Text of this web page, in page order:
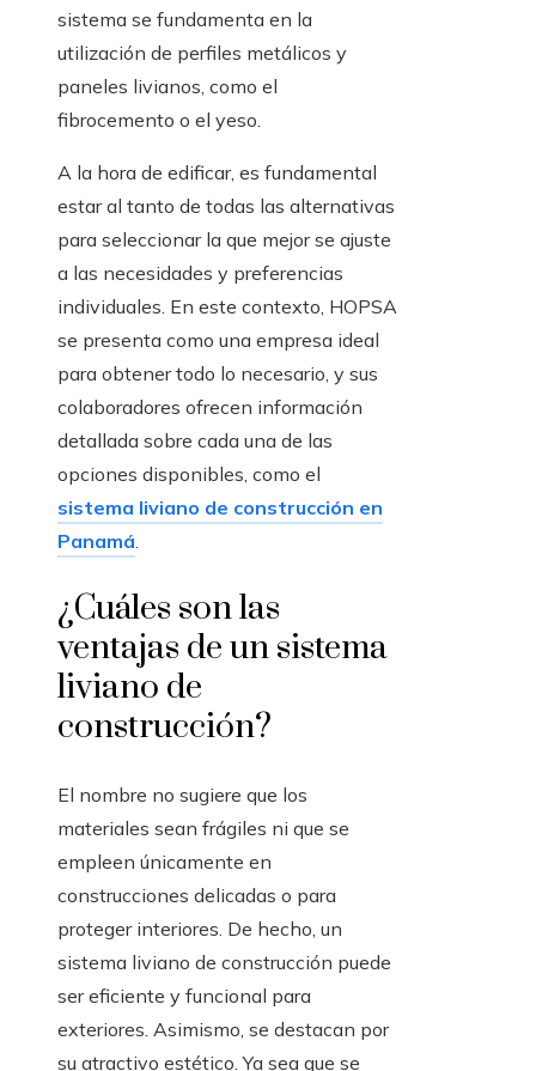
sistema se fundamenta en la
utilización de perfiles metálicos y
paneles livianos, como el
fibrocemento o el yeso.
A la hora de edificar, es fundamental
estar al tanto de todas las alternativas
para seleccionar la que mejor se ajuste
a las necesidades y preferencias
individuales. En este contexto, HOPSA
se presenta como una empresa ideal
para obtener todo lo necesario, y sus
colaboradores ofrecen información
detallada sobre cada una de las
opciones disponibles, como el
sistema liviano de construcción en
Panamá.
¿Cuáles son las
ventajas de un sistema
liviano de
construcción?
El nombre no sugiere que los
materiales sean frágiles ni que se
empleen únicamente en
construcciones delicadas o para
proteger interiores. De hecho, un
sistema liviano de construcción puede
ser eficiente y funcional para
exteriores. Asimismo, se destacan por
su atractivo estético. Ya sea que se